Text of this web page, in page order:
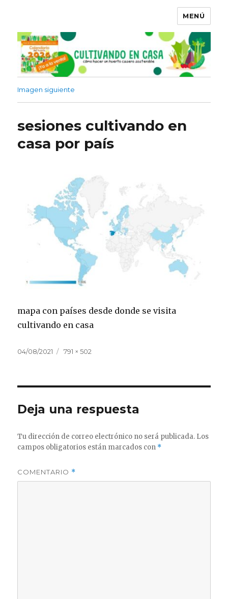
MENÚ
Imagen siguiente
sesiones cultivando en
casa por país
mapa con países desde donde se visita
cultivando en casa
Publicado
04/08/2021
Tamaño
791 × 502
Deja una respuesta
Tu dirección de correo electrónico no será publicada. Los
campos obligatorios están marcados con *
COMENTARIO *